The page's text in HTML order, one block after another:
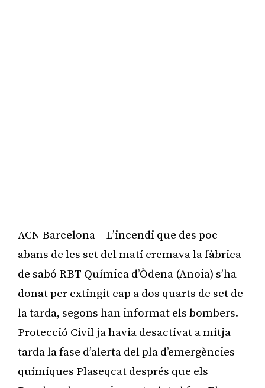
ACN Barcelona – L’incendi que des poc
abans de les set del matí cremava la fàbrica
de sabó RBT Química d’Òdena (Anoia) s’ha
donat per extingit cap a dos quarts de set de
la tarda, segons han informat els bombers.
Protecció Civil ja havia desactivat a mitja
tarda la fase d’alerta del pla d’emergències
químiques Plaseqcat després que els